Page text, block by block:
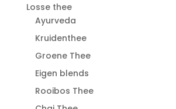
Losse thee
Ayurveda
Kruidenthee
Groene Thee
Eigen blends
Rooibos Thee